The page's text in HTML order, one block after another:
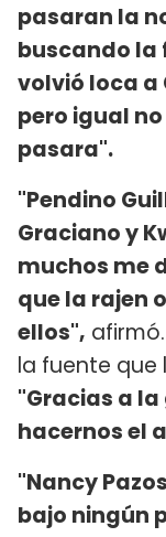
pasaran la
buscando la
volvió loca a
pero igual
pasara".
"Pendino
Graciano y
muchos me
que la rajen
ellos",
la fuente que
"Gracias a
hacernos el
"Nancy
bajo ningún